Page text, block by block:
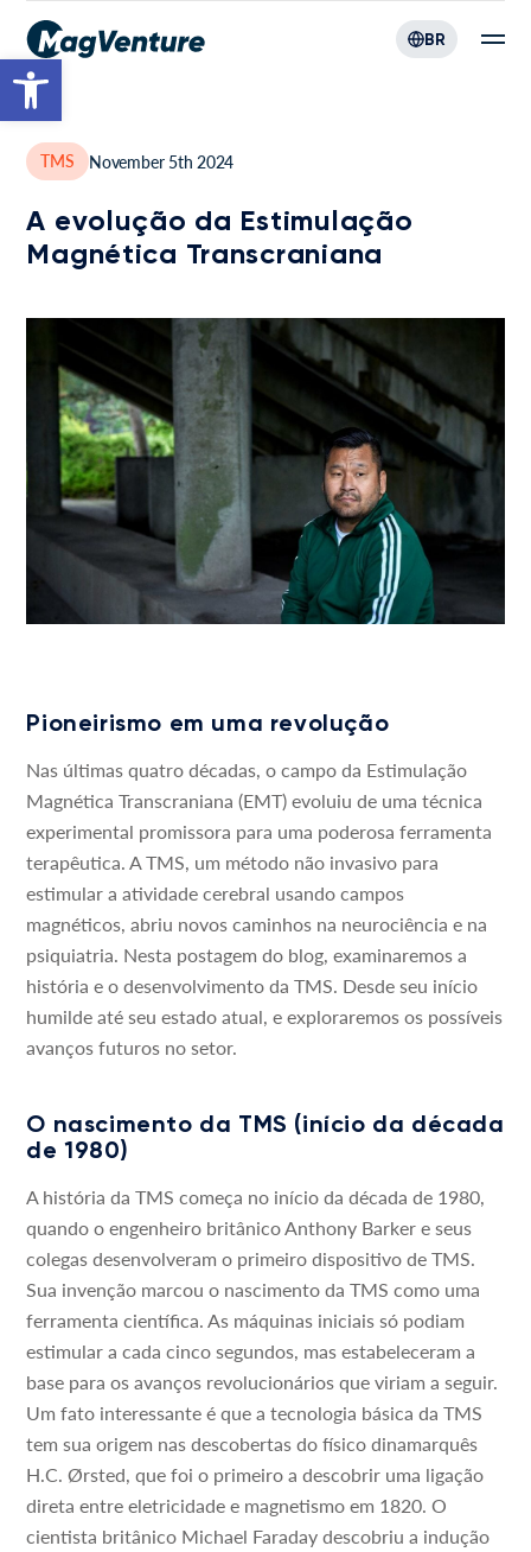
Open toolbar
BR
TMS November 5th 2024
A evolução da Estimulação
Magnética Transcraniana
Pioneirismo em uma revolução
Nas últimas quatro décadas, o campo da Estimulação
Magnética Transcraniana (EMT) evoluiu de uma técnica
experimental promissora para uma poderosa ferramenta
terapêutica. A TMS, um método não invasivo para
estimular a atividade cerebral usando campos
magnéticos, abriu novos caminhos na neurociência e na
psiquiatria. Nesta postagem do blog, examinaremos a
história e o desenvolvimento da TMS. Desde seu início
humilde até seu estado atual, e exploraremos os possíveis
avanços futuros no setor.
O nascimento da TMS (início da década
de 1980)
A história da TMS começa no início da década de 1980,
quando o engenheiro britânico Anthony Barker e seus
colegas desenvolveram o primeiro dispositivo de TMS.
Sua invenção marcou o nascimento da TMS como uma
ferramenta científica. As máquinas iniciais só podiam
estimular a cada cinco segundos, mas estabeleceram a
base para os avanços revolucionários que viriam a seguir.
Um fato interessante é que a tecnologia básica da TMS
tem sua origem nas descobertas do físico dinamarquês
H.C. Ørsted, que foi o primeiro a descobrir uma ligação
direta entre eletricidade e magnetismo em 1820. O
cientista britânico Michael Faraday descobriu a indução